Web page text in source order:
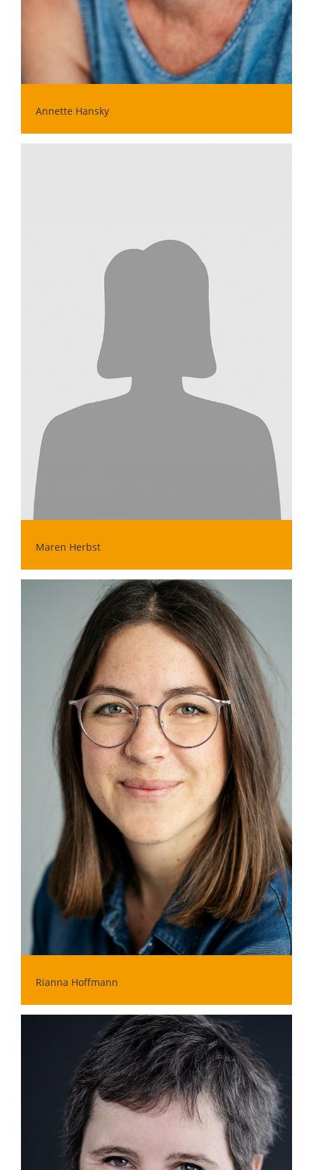
Annette Hansky
Maren Herbst
Rianna Hoffmann